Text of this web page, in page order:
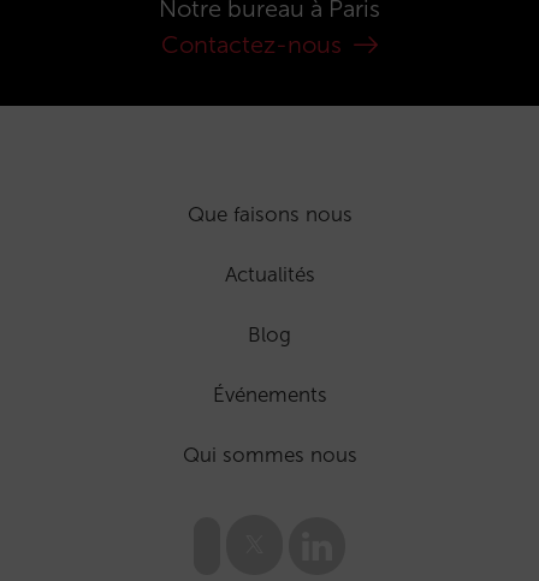
Notre bureau à Paris
Contactez-nous
Que faisons nous
Actualités
Blog
Événements
Qui sommes nous